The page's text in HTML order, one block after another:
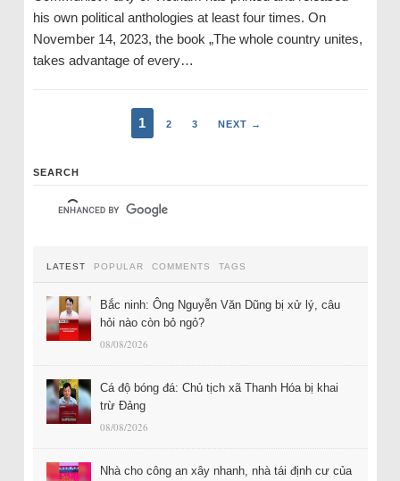
his own political anthologies at least four times. On
November 14, 2023, the book „The whole country unites,
takes advantage of every…
1 2 3 NEXT →
SEARCH
LATEST POPULAR COMMENTS TAGS
Bắc ninh: Ông Nguyễn Văn Dũng bị xử lý, câu
hỏi nào còn bỏ ngỏ?
08/08/2026
Cá độ bóng đá: Chủ tịch xã Thanh Hóa bị khai
trừ Đảng
08/08/2026
Nhà cho công an xây nhanh, nhà tái định cư của